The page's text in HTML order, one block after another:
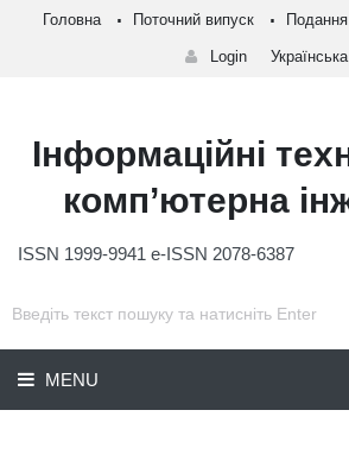
Головна Поточний випуск Подання
Login Українська
Інформаційні
комп’ютерна
ISSN 1999-9941 e-ISSN 2078-6387
MENU